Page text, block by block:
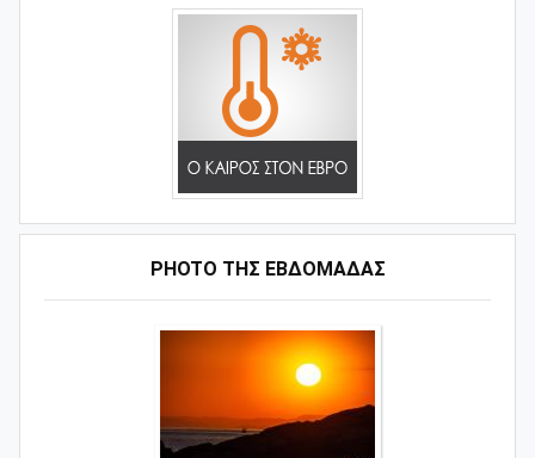
PHOTO ΤΗΣ ΕΒΔΟΜΑΔΑΣ